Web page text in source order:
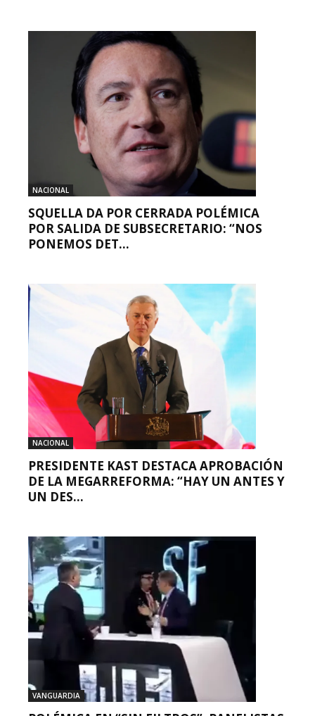
NACIONAL
SQUELLA DA POR CERRADA POLÉMICA
POR SALIDA DE SUBSECRETARIO: “NOS
PONEMOS DET...
NACIONAL
PRESIDENTE KAST DESTACA APROBACIÓN
DE LA MEGARREFORMA: “HAY UN ANTES Y
UN DES...
VANGUARDIA